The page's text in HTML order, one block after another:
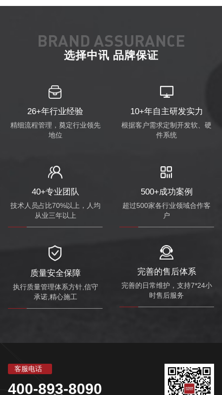
BRAND ASSURANCE
选择中讯 品牌保证
26+年行业经验
精细流程管理，奠定行业领先
地位
10+年自主研发实力
根据客户需求定制开发软、硬
件系统
40+专业团队
技术人员占比70%以上，人均
从业三年以上
500+成功案例
超过500家各行业领域合作客
户
质量安全保障
执行质量管理体系方针,信守
承诺,精心施工
完善的售后体系
完善的日常维护，支持7*24小
时售后服务
客服电话
400-893-8090